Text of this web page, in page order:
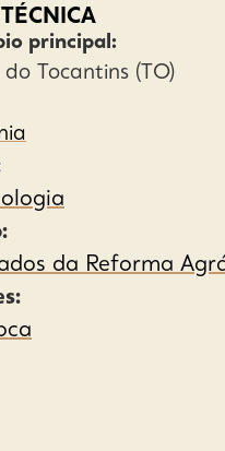
principal:
do Tocantins (TO)
da Reforma